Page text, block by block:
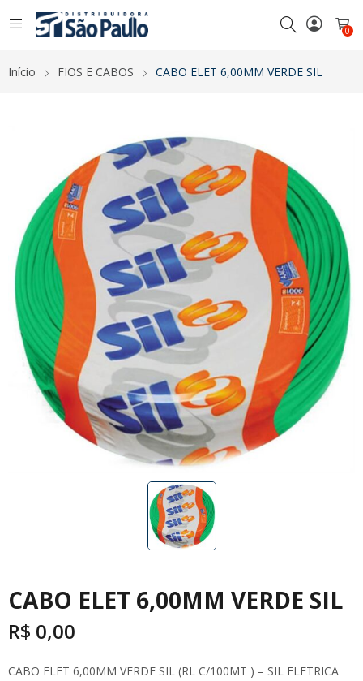
0
Início FIOS E CABOS CABO ELET 6,00MM VERDE SIL
CABO ELET 6,00MM VERDE SIL
R$ 0,00
CABO ELET 6,00MM VERDE SIL (RL C/100MT ) – SIL ELETRICA